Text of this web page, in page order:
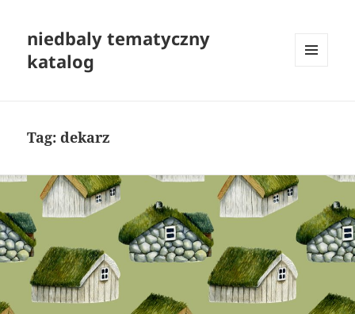
niedbaly tematyczny
katalog
Tag:dekarz